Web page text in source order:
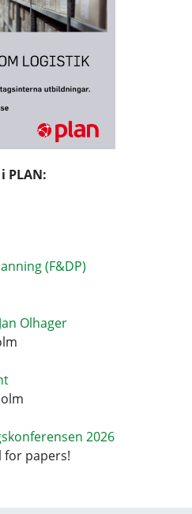
PLAN:
(F&DP)
Olhager
2026
for papers!